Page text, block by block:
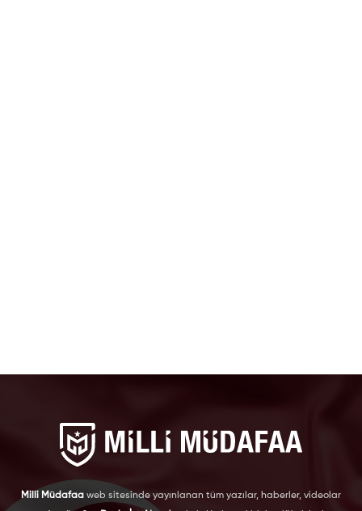
Milli Müdafaa web sitesinde yayınlanan tüm yazılar, haberler, videolar